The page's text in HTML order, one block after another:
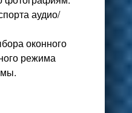
аудио/
оконного
режима